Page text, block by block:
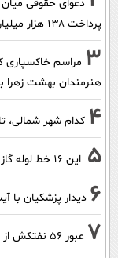
دعوای حقوقی
پرداخت ۱۳۸ هزار میلیارد تومان
3 مراسم خاکسپاری
هنرمندان بهشت زهرا
4 کدام شهر شمالی،
5 این 16 خط لوله گاز و نفت ارزش تنگه هرمز را به سمت صفر می برند
6 دیدار پزشکیان با
7 عبور ۵۶ نفتکش از مسیر عمانی تنگه هرمز